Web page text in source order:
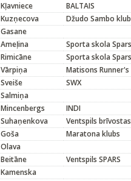
Kļavniece
BALTAIS
Kuzņecova
Džudo Sambo
Gasane
Ameļina
Sporta skola Spars
Rimicāne
Sporta skola Spars
Vārpiņa
Matisons Runner's
Sveiše
SWX
Salmiņa
Mincenbergs
INDI
Suhaņenkova
Ventspils
Goša
Maratona klubs
Olava
Beitāne
Ventspils SPARS
Kamenska